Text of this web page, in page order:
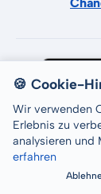
All
🍪 Cookie-
Wir verwenden
Erlebnis zu
analysieren und
erfahren